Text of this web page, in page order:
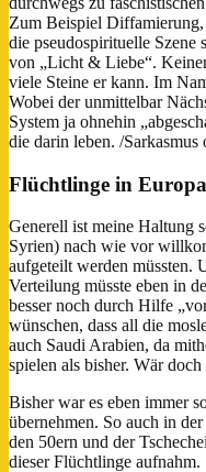
Zum Beispiel
die pseudospirituelle Szene
von „Licht & Liebe“.
viele Steine er kann. Im
Wobei der unmittelbar
System ja ohnehin
die darin leben. /Sarkasmus
Flüchtlinge in Europa
Generell ist meine Haltung
Syrien) nach wie vor
aufgeteilt werden müssten.
Verteilung müsste eben in
besser noch durch Hilfe
wünschen, dass all die
auch Saudi Arabien, da
spielen als bisher. Wär
Bisher war es eben immer
übernehmen. So auch in
den 50ern und der
dieser Flüchtlinge aufnahm.